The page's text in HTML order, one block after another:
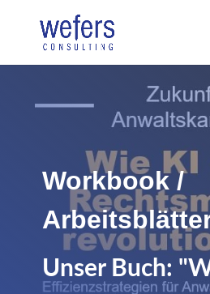
Workbook /
Unser Buch: